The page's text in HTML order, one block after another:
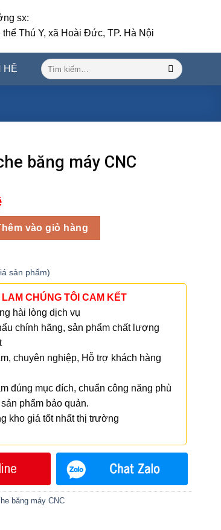
sx:
thể Thú Y, xã Hoài Đức, TP. Hà Nội
HỆ
Tìm
kiếm:
băng máy CNC
CNC số lượng
vào giỏ hàng
sản phẩm)
CHÚNG TÔI CAM KẾT
hài lòng dịch vụ
chính hãng, sản phẩm chất lượng
chuyên nghiệp, Hỗ trợ khách hàng
đúng mục đích, chuẩn công năng phù
phẩm bảo quản.
kho giá tốt nhất thị trường
băng máy CNC